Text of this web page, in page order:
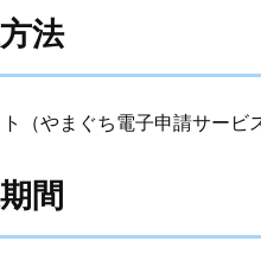
法
やまぐち電子申請サービ
間